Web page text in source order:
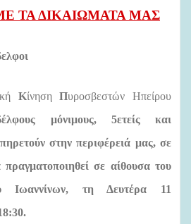
ΤΑ ΔΙΚΑΙΩΜΑΤΑ ΜΑΣ
ΚίνησηΠυροσβεστών
Ηπείρου
μόνιμους, 5ετείς και
στην περιφέρειά μας, σε
σε αίθουσα του
Ιωαννίνων, τη Δευτέρα 11